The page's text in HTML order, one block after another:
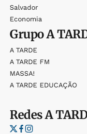
Salvador
Economia
GrupoA
A TARDE
A TARDE FM
MASSA!
A TARDE EDUCAÇÃO
RedesA